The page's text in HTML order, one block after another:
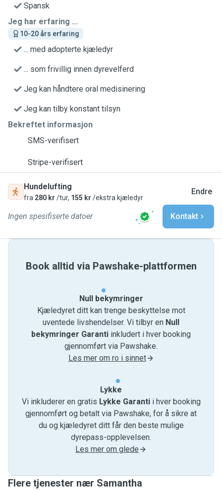
Spansk
Jeg har erfaring ...
10-20 års erfaring
... med adopterte kjæledyr
... som frivillig innen dyrevelferd
Jeg kan håndtere oral medisinering
Jeg kan tilby konstant tilsyn
Bekreftet informasjon
SMS-verifisert
Stripe-verifisert
Hundelufting
fra 280 kr /tur, 155 kr /ekstra kjæledyr
Endre
Ingen spesifiserte datoer Kontakt
Book alltid via Pawshake-plattformen
Null bekymringer
Kjæledyret ditt kan trenge beskyttelse mot
uventede livshendelser. Vi tilbyr en Null
bekymringer Garanti inkludert i hver booking
gjennomført via Pawshake.
Les mer om ro i sinnet
Lykke
Vi inkluderer en gratis Lykke Garantii hver booking
gjennomført og betalt via Pawshake, for å sikre at
du og kjæledyret ditt får den beste mulige
dyrepass-opplevelsen.
Les mer om glede
Flere tjenester nær Samantha